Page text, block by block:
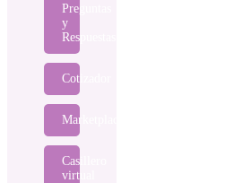
Preguntas
y
Respuestas
Cotizador
Marketplace
Casillero
virtual